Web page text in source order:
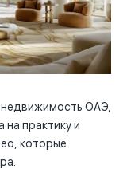
недвижимость ОАЭ,
практику и
которые